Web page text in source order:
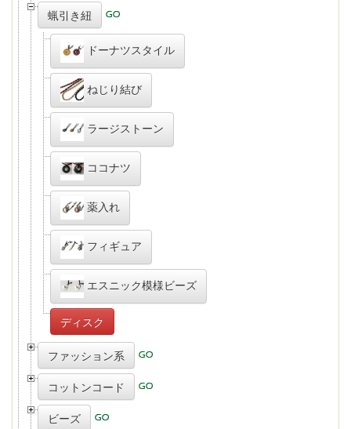
蝋引き紐
ドーナツスタイル
ねじり結び
ラージストーン
ココナツ
薬入れ
フィギュア
エスニック模様ビーズ
ディスク
ファッション系
コットンコード
ビーズ